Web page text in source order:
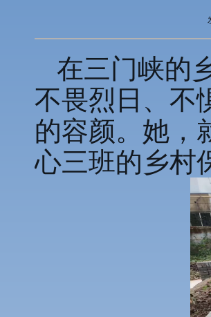
在三门峡的
不畏烈日、不
的容颜。她，
心三班的乡村